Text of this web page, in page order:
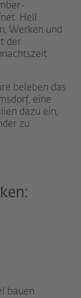
Hell
Werken und
der
beleben das
eine
dazu ein,
zu
bauen